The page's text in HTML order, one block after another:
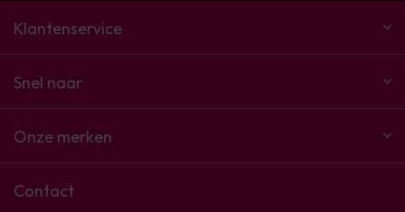
Klantenservice
Snel naar
Onze merken
Contact